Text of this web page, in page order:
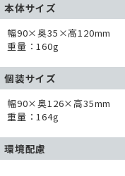
本体サイズ
幅90×奥35×高120mm
重量：160g
個装サイズ
幅90×奥126×高35mm
重量：164g
環境配慮